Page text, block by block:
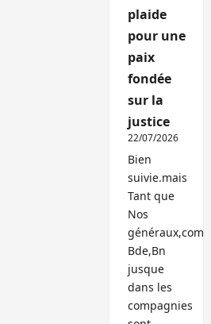
plaide
pour une
paix
fondée
sur la
justice
22/07/2026
Bien
suivie.mais
Tant que
Nos
généraux,com
Bde,Bn
jusque
dans les
compagnies